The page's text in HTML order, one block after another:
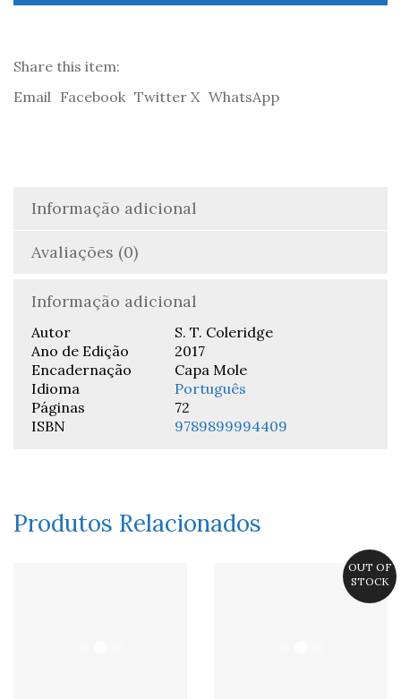
do
-
T.
Share this item:
Email Facebook Twitter X WhatsApp
Informação adicional
Avaliações (0)
Informação adicional
Autor
S. T. Coleridge
Ano de Edição
2017
Encadernação
Capa Mole
Idioma
Português
Páginas
72
ISBN
9789899994409
Produtos Relacionados
OUT OF
STOCK